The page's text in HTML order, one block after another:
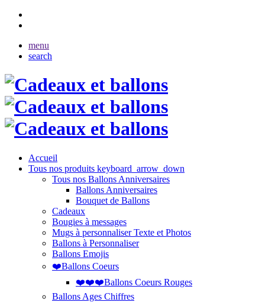
menu
search
Accueil
Tous nos produits keyboard_arrow_down
Tous nos Ballons Anniversaires
Ballons Anniversaires
Bouquet de Ballons
Cadeaux
Bougies à messages
Mugs à personnaliser Texte et Photos
Ballons à Personnaliser
Ballons Emojis
❤️Ballons Coeurs
❤️❤️❤️Ballons Coeurs Rouges
Ballons Ages Chiffres